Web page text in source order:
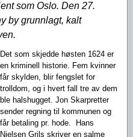
som Oslo. Den 27.
by grunnlagt, kalt
Det som skjedde høsten 1624 er
en kriminell historie. Fem kvinner
får skylden, blir fengslet for
trolldom, og i hvert fall tre av dem
ble halshugget. Jon Skarpretter
sender regning til kommunen og
får betaling pr. hode. Hans
Nielsen Grils skriver en salme